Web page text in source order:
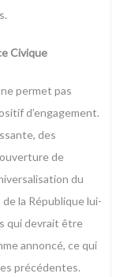
Civique
permet pas
d’engagement.
des
de
du
la République lui-
qui devrait être
annoncé, ce qui
précédentes.